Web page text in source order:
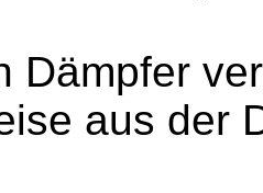
Dämpfer
aus der